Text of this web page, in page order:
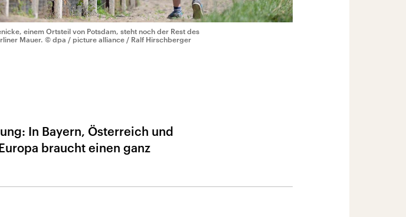
einem Ortsteil von Potsdam, steht noch der Rest des
Mauer. © dpa / picture alliance / Ralf Hirschberger
In Bayern, Österreich und
braucht einen ganz